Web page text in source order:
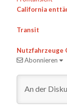
California
Transit
Nutzfahrzeuge
Abonnieren